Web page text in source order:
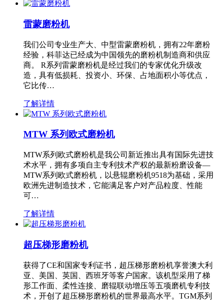
雷蒙磨粉机
我们公司专业生产大、中型雷蒙磨粉机，拥有22年磨粉
经验，科菲达已经成为中国领先的磨粉机制造商和供应
商。 R系列雷蒙磨粉机是经过我们的专家优化升级改
造，具有低损耗、投资小、环保、占地面积小等优点，
它比传…
了解详情
MTW 系列欧式磨粉机
MTW系列欧式磨粉机是我公司新近推出具有国际先进技
术水平，拥有多项自主专利技术产权的最新粉磨设备—
MTW系列欧式磨粉机，以悬辊磨粉机9518为基础，采用
欧洲先进制造技术，它能满足客户对产品粒度、性能
可…
了解详情
超压梯形磨粉机
获得了CE和国家专利证书，超压梯形磨粉机享誉澳大利
亚、美国、英国、西班牙等客户国家。该机型采用了梯
形工作面、柔性连接、磨辊联动增压等五项磨机专利技
术，开创了超压梯形磨粉机的世界最高水平。TGM系列